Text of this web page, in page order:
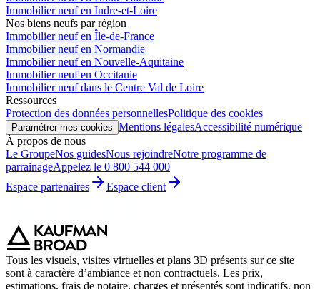
Immobilier neuf en Indre-et-Loire
Nos biens neufs par région
Immobilier neuf en Île-de-France
Immobilier neuf en Normandie
Immobilier neuf en Nouvelle-Aquitaine
Immobilier neuf en Occitanie
Immobilier neuf dans le Centre Val de Loire
Ressources
Protection des données personnellesPolitique des cookies
Paramétrer mes cookies Mentions légalesAccessibilité numérique
À propos de nous
Le GroupeNos guidesNous rejoindreNotre programme de
parrainageAppelez le 0 800 544 000
Espace partenaires
Espace client
Tous les visuels, visites virtuelles et plans 3D présents sur ce site
sont à caractère d’ambiance et non contractuels. Les prix,
estimations, frais de notaire, charges et présentés sont indicatifs, non